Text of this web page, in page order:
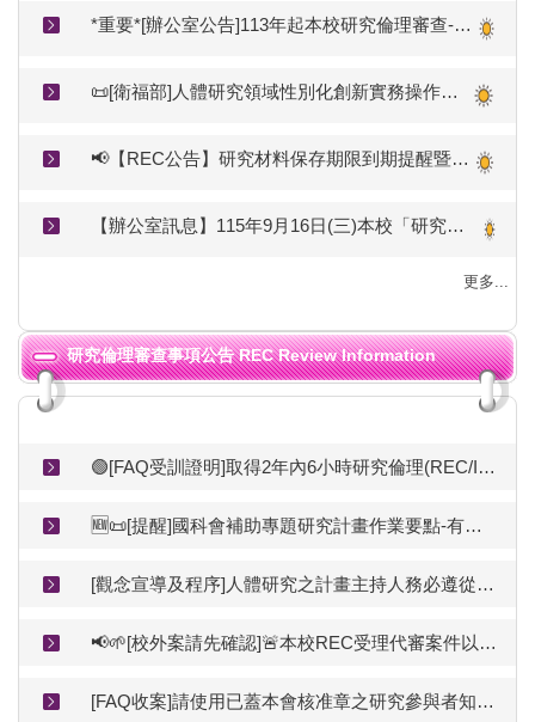
*重要*[辦公室公告]113年起本校研究倫理審查-新案採線上送審(更新V4_11407)
📜[衛福部]人體研究領域性別化創新實務操作手冊(115.05.15)🆕
📢【REC公告】研究材料保存期限到期提醒暨銷毀紀錄表繳交說明
【辦公室訊息】115年9月16日(三)本校「研究倫理審查制度於台灣推展之概況與觀察」(研究倫理-線上課程)
更多...
研究倫理審查事項公告 REC Review Information
🟢[FAQ受訓證明]取得2年內6小時研究倫理(REC/IRB)時數、本會AREE時數認列表🟢
🆕📜[提醒]國科會補助專題研究計畫作業要點-有關REC核准文件的規範(115.04.10修正生效)
[觀念宣導及程序]人體研究之計畫主持人務必遵從本校研究倫理審查規範送審(教育部函文)
📢🌱[校外案請先確認]🚨本校REC受理代審案件以與本校簽訂委託契約且屬簽約審查範圍內者為限(準備電子檔前請先洽詢是否可受理）
[FAQ收案]請使用已蓋本會核准章之研究參與者知情同意書收案